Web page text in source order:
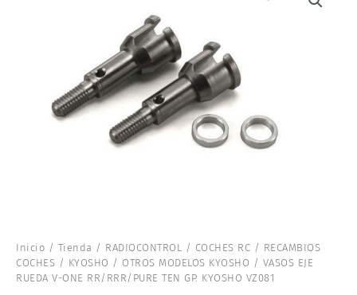
Inicio / Tienda / RADIOCONTROL / COCHES RC / RECAMBIOS
COCHES / KYOSHO / OTROS MODELOS KYOSHO / VASOS EJE
RUEDA V-ONE RR/RRR/PURE TEN GP. KYOSHO VZ081